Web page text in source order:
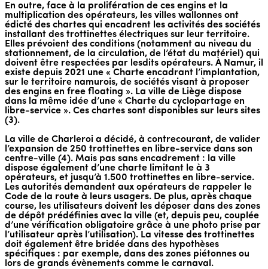
En outre, face à la prolifération de ces engins et la
multiplication des opérateurs, les villes wallonnes ont
édicté des chartes qui encadrent les activités des sociétés
installant des trottinettes électriques sur leur territoire.
Elles prévoient des conditions (notamment au niveau du
stationnement, de la circulation, de l’état du matériel) qui
doivent être respectées par lesdits opérateurs. À Namur, il
existe depuis 2021 une « Charte encadrant l’implantation,
sur le territoire namurois, de sociétés visant à proposer
des engins en free floating ». La ville de Liège dispose
dans la même idée d’une « Charte du cyclopartage en
libre-service ». Ces chartes sont disponibles sur leurs sites
(3).
La ville de Charleroi a décidé, à contrecourant, de valider
l’expansion de 250 trottinettes en libre-service dans son
centre-ville (4). Mais pas sans encadrement : la ville
dispose également d’une charte limitant le à 3
opérateurs, et jusqu’à 1.500 trottinettes en libre-service.
Les autorités demandent aux opérateurs de rappeler le
Code de la route à leurs usagers. De plus, après chaque
course, les utilisateurs doivent les déposer dans des zones
de dépôt prédéfinies avec la ville (et, depuis peu, couplée
d’une vérification obligatoire grâce à une photo prise par
l’utilisateur après l’utilisation). La vitesse des trottinettes
doit également être bridée dans des hypothèses
spécifiques : par exemple, dans des zones piétonnes ou
lors de grands évènements comme le carnaval.